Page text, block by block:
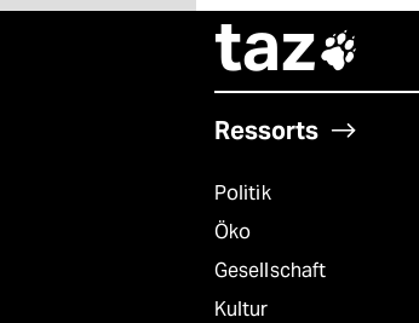
taz
Ressorts
Politik
Öko
Gesellschaft
Kultur